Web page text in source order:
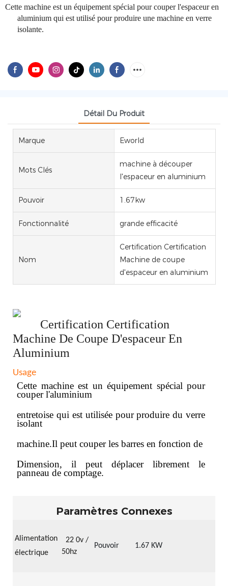
Cette machine est un équipement spécial pour couper l'espaceur en
aluminium qui est utilisé pour produire une machine en verre
isolante.
Détail Du Produit
Marque Eworld
Mots Clés
machine à découper
l'espaceur en aluminium
Pouvoir 1.67kw
Fonctionnalité grande efficacité
Nom
Certification Certification
Machine de coupe
d'espaceur en aluminium
Certification Certification
Machine De Coupe D'espaceur En
Aluminium
Usage
Cette machine est un équipement spécial pour
couper l'aluminium
entretoise qui est utilisée pour produire du verre
isolant
machine.Il peut couper les barres en fonction de
Dimension, il peut déplacer librement le
panneau de comptage.
Paramètres Connexes
Alimentation
électrique
22 0v /
50hz
Pouvoir 1.67 KW